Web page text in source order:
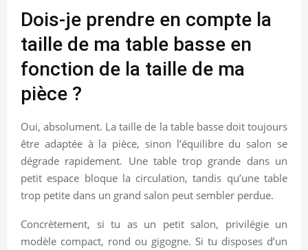
Dois-je prendre en compte la
taille de ma table basse en
fonction de la taille de ma
pièce ?
Oui, absolument. La taille de la table basse doit toujours
être adaptée à la pièce, sinon l’équilibre du salon se
dégrade rapidement. Une table trop grande dans un
petit espace bloque la circulation, tandis qu’une table
trop petite dans un grand salon peut sembler perdue.
Concrètement, si tu as un petit salon, privilégie un
modèle compact, rond ou gigogne. Si tu disposes d’un